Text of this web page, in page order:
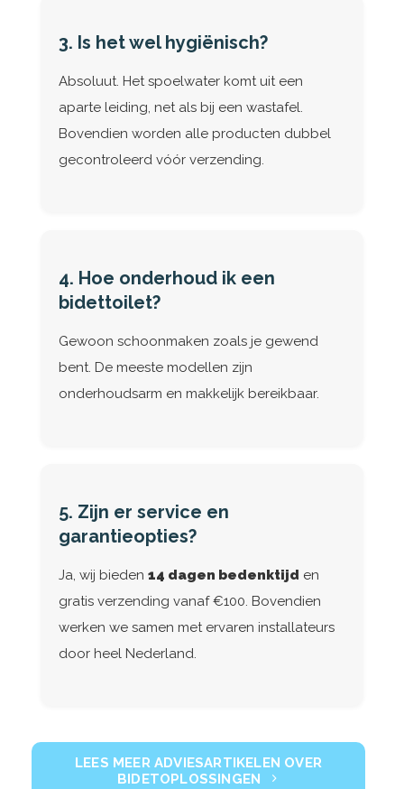
3. Is het wel hygiënisch?
Absoluut. Het spoelwater komt uit een
aparte leiding, net als bij een wastafel.
Bovendien worden alle producten dubbel
gecontroleerd vóór verzending.
4. Hoe onderhoud ik een
bidettoilet?
Gewoon schoonmaken zoals je gewend
bent. De meeste modellen zijn
onderhoudsarm en makkelijk bereikbaar.
5. Zijn er service en
garantieopties?
Ja, wij bieden 14 dagen bedenktijd en
gratis verzending vanaf €100. Bovendien
werken we samen met ervaren installateurs
door heel Nederland.
LEES MEER ADVIESARTIKELEN OVER
BIDETOPLOSSINGEN